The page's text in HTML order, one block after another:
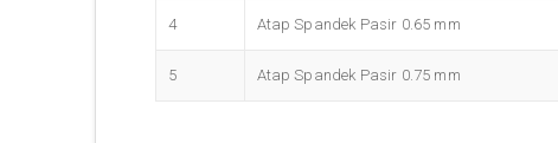
4 Atap Spandek Pasir 0.65 mm
5 Atap Spandek Pasir 0.75 mm